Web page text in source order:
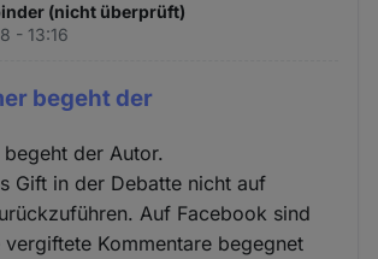
(nicht überprüft)
- 13:16
begeht der
der Autor.
Gift in der Debatte nicht auf
Auf Facebook sind
Kommentare begegnet